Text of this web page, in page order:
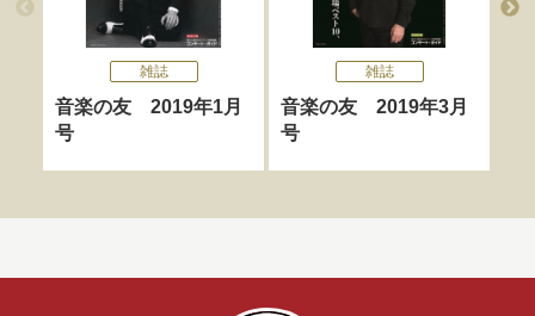
雑誌
音楽の友 2019年1月
号
雑誌
音楽の友 2019年3月
号